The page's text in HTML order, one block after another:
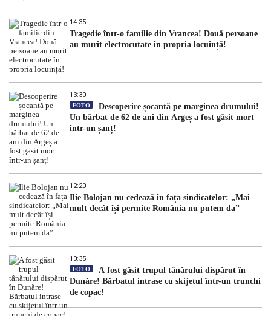
14:35
Tragedie într-o familie din Vrancea! Două persoane
au murit electrocutate în propria locuință!
13:30
FOTO
Descoperire șocantă pe marginea drumului!
Un bărbat de 62 de ani din Argeș a fost găsit mort
într-un șanț!
12:20
Ilie Bolojan nu cedează în fața sindicatelor: „Mai
mult decât își permite România nu putem da”
10:35
FOTO
A fost găsit trupul tânărului dispărut în
Dunăre! Bărbatul intrase cu skijetul într-un trunchi
de copac!